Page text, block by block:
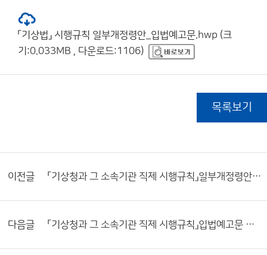
「기상법」 시행규칙 일부개정령안_입법예고문.hwp (크
기:0.033MB , 다운로드:1106)
목록보기
이전글 「기상청과 그 소속기관 직제 시행규칙」일부개정령안 및 입법예고문
다음글 「기상청과 그 소속기관 직제 시행규칙」입법예고문 및 일부개정령안